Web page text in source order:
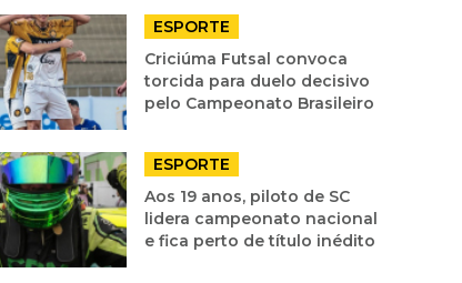
ESPORTE
Criciúma Futsal convoca
torcida para duelo decisivo
pelo Campeonato Brasileiro
ESPORTE
Aos 19 anos, piloto de SC
lidera campeonato nacional
e fica perto de título inédito